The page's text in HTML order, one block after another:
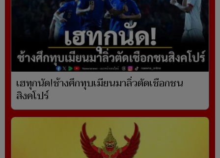
เฮทุกนัด!ช้างศึกทุบเมียนมาลิ่วตัดเชือกชน
สิงคโปร์